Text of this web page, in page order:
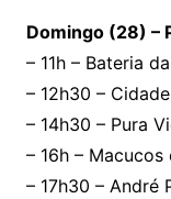
Domingo (28) –
– 11h – Bateria
– 12h30 –
– 14h30 – Pura
– 16h –
– 17h30 – André